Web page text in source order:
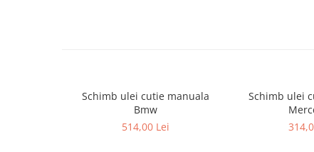
Schimb ulei cutie manuala
Bmw
514,00 Lei
Schimb ulei